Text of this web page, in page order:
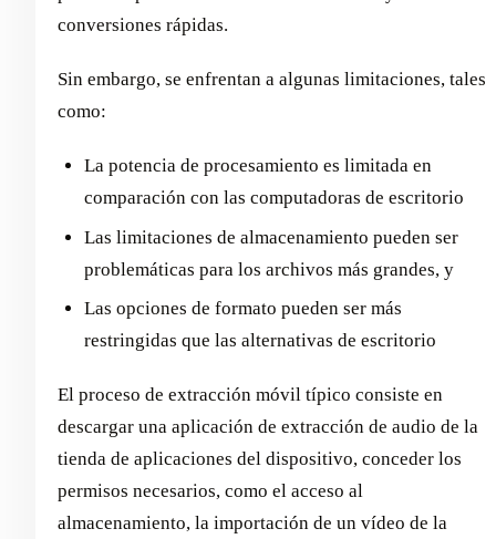
conversiones rápidas.
Sin embargo, se enfrentan a algunas limitaciones, tales
como:
La potencia de procesamiento es limitada en
comparación con las computadoras de escritorio
Las limitaciones de almacenamiento pueden ser
problemáticas para los archivos más grandes, y
Las opciones de formato pueden ser más
restringidas que las alternativas de escritorio
El proceso de extracción móvil típico consiste en
descargar una aplicación de extracción de audio de la
tienda de aplicaciones del dispositivo, conceder los
permisos necesarios, como el acceso al
almacenamiento, la importación de un vídeo de la